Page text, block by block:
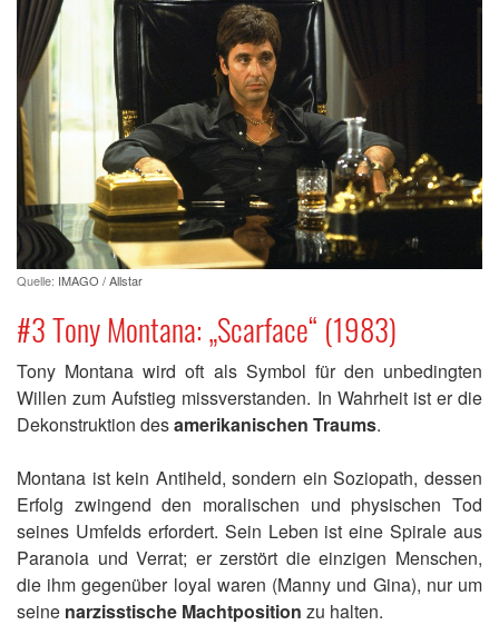
Quelle: IMAGO / Allstar
#3 Tony Montana: „Scarface“ (1983)
Tony Montana wird oft als Symbol für den unbedingten
Willen zum Aufstieg missverstanden. In Wahrheit ist er die
Dekonstruktion desamerikanischen Traums.
Montana ist kein Antiheld, sondern ein Soziopath, dessen
Erfolg zwingend den moralischen und physischen Tod
seines Umfelds erfordert. Sein Leben ist eine Spirale aus
Paranoia und Verrat; er zerstört die einzigen Menschen,
die ihm gegenüber loyal waren (Manny und Gina), nur um
seine narzisstische Machtposition zu halten.